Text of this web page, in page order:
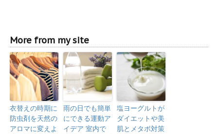
More from my site
衣替えの時期に
防虫剤を天然の
アロマに変えよ
雨の日でも簡単
にできる運動ア
イデア 室内で
塩ヨーグルトが
ダイエットや美
肌とメタボ対策